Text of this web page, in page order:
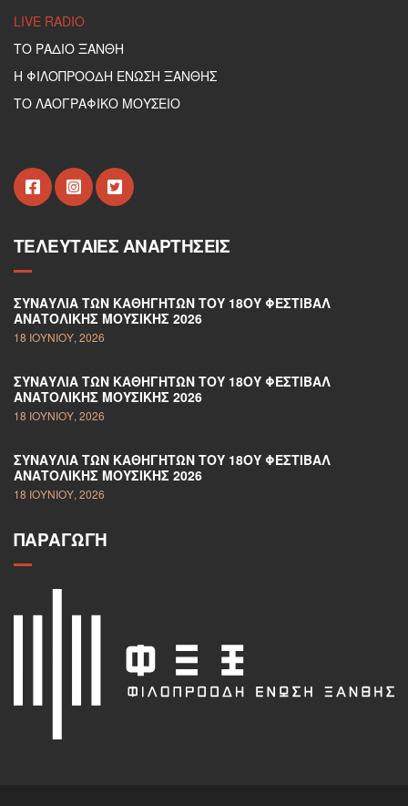
LIVE RADIO
ΤΟ ΡΑΔΙΟ ΞΑΝΘΗ
Η ΦΙΛΟΠΡΟΟΔΗ ΕΝΩΣΗ ΞΑΝΘΗΣ
ΤΟ ΛΑΟΓΡΑΦΙΚΟ ΜΟΥΣΕΙΟ
ΤΕΛΕΥΤΑΊΕΣ ΑΝΑΡΤΉΣΕΙΣ
ΣΥΝΑΥΛΊΑ ΤΩΝ ΚΑΘΗΓΗΤΏΝ ΤΟΥ 18ΟΥ ΦΕΣΤΙΒΆΛ
ΑΝΑΤΟΛΙΚΉΣ ΜΟΥΣΙΚΉΣ 2026
18 ΙΟΥΝΊΟΥ, 2026
ΣΥΝΑΥΛΊΑ ΤΩΝ ΚΑΘΗΓΗΤΏΝ ΤΟΥ 18ΟΥ ΦΕΣΤΙΒΆΛ
ΑΝΑΤΟΛΙΚΉΣ ΜΟΥΣΙΚΉΣ 2026
18 ΙΟΥΝΊΟΥ, 2026
ΣΥΝΑΥΛΊΑ ΤΩΝ ΚΑΘΗΓΗΤΏΝ ΤΟΥ 18ΟΥ ΦΕΣΤΙΒΆΛ
ΑΝΑΤΟΛΙΚΉΣ ΜΟΥΣΙΚΉΣ 2026
18 ΙΟΥΝΊΟΥ, 2026
ΠΑΡΑΓΩΓΉ